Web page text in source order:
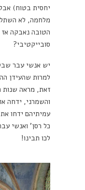
יחסית בטוח)
מלחמה, לא
הטובה נאבקה
סובייקטיבי?
למרות שהעידן
והשמרני, ידחה
כל רסן' ואנשי
לכו תבינו!